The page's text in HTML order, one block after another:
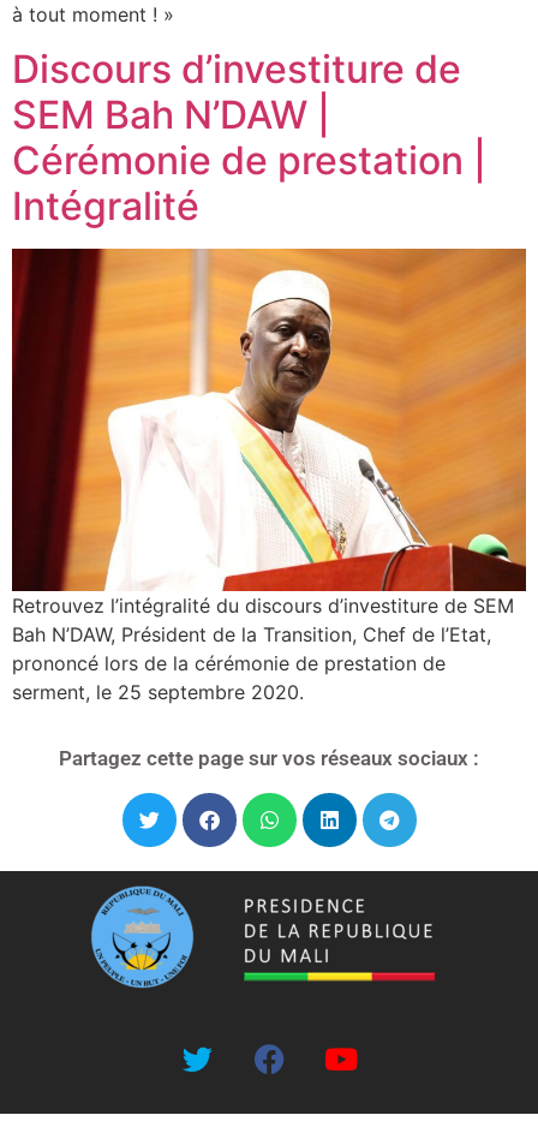
à tout moment ! »
Discours d’investiture de
SEM Bah N’DAW |
Cérémonie de prestation |
Intégralité
Retrouvez l’intégralité du discours d’investiture de SEM
Bah N’DAW, Président de la Transition, Chef de l’Etat,
prononcé lors de la cérémonie de prestation de
serment, le 25 septembre 2020.
Partagez cette page sur vos réseaux sociaux :